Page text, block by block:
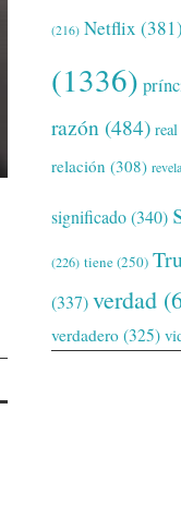
(216) Netflix (381)
(1336)
razón (484) real
relación (308) revela
significado(340)
(226) tiene(250)
(337)verdad
verdadero (325)